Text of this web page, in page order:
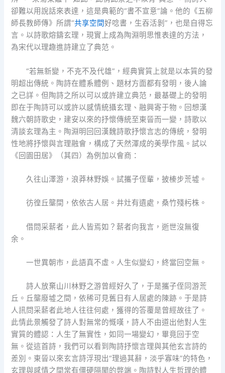
卻難以用說話來表達，這是典範的“書不宣意”論。他的《五柳
師長教師傳》所謂“共享空間好唸書，生吞活剝”，也是自得忘
言。以詩歌熔鑄玄理，現實上成為陶淵明思惟表達的方法，
為宋代以理趣進詩建立了典范。
“若無新變，不克不及代雄”，經典實質上就是以本質的發
明超出傳統。陶詩在體系體例、題材方面都有發明，後人論
之已詳。但陶詩之所以可以或許建立典范，最基礎上的發明
即在于陶詩可以或許以感情統攝玄理、融興寄于物。回想漢
魏六朝詩歌史，建安以來的抒懷傳統至東晉而一變，詩歌以
清談玄理為主。陶淵明回回漢魏詩歌抒懷言志的傳統，發明
性地將抒懷與言理融會，構成了天然渾成的美學作風。試以
《回園田居》（其四）為例加以會商：
久往山澤游，浪莽林野娛。試攜子侄輩，披榛步荒墟。
彷徨丘壟間，依依古人居。井灶有遺處，桑竹殘杇株。
借問采薪者，此人皆焉如？薪者向我言，逝世沒無復
余。
一世異朝市，此語真不虛。人生似變幻，終當回空無。
詩人放棄山川林野之游曾經好久了，于是攜子侄同游荒
丘。丘壟廢墟之間，依稀可見舊日有人居處的陳跡。于是詩
人訊問采薪者此地人往往何處，獲得的答覆是曾經故往了。
此情此景觸發了詩人對無常的慨嘆，詩人不由道出他對人生
實質的體認：人生了無實性，如同一場變幻，畢竟回于空
無。從這首詩，我們可以看到陶詩抒懷言理與其他玄言詩的
差別。東晉以來玄言詩浮現出“理過其辭，淡乎寡味”的特色，
玄理與感情之間常有僵硬隔閡的弊端。陶詩對人生哲理的體